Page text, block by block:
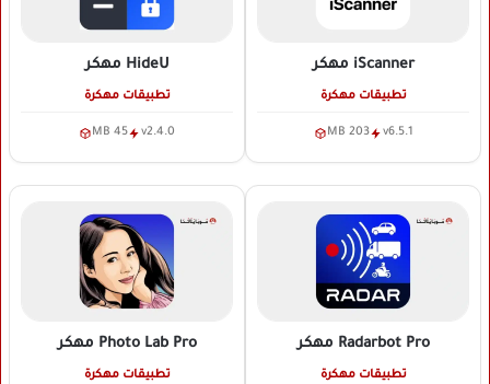
iScanner مهكر
تطبيقات مهكرة
v6.5.1
203 MB
HideU مهكر
تطبيقات مهكرة
v2.4.0
45 MB
Radarbot Pro مهكر
تطبيقات مهكرة
Photo Lab Pro مهكر
تطبيقات مهكرة